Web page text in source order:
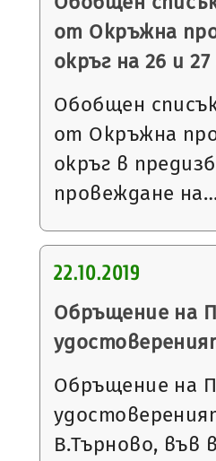
от Окръжна
окръг на 26 и
Обобщен
от Окръжна
окръг в
провеждане
22.10.2019
Обръщение на
Обръщение на
В.Търново, във